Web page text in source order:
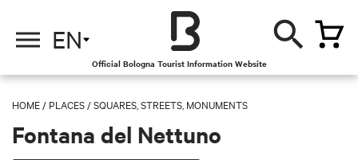
EN
Official Bologna Tourist Information Website
HOME / PLACES /SQUARES, STREETS, MONUMENTS
Fontana del Nettuno